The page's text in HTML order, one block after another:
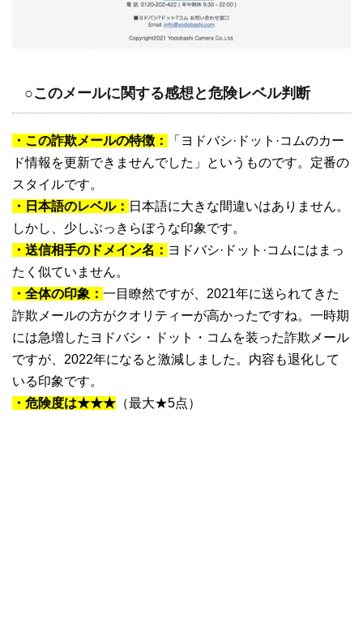
○このメールに関する感想と危険レベル判断
・この詐欺メールの特徴：
「ヨドバシ·ドット·コムのカー
ド情報を更新できませんでした」というものです。定番の
スタイルです。
・日本語のレベル： 日本語に大きな間違いはありません。
しかし、少しぶっきらぼうな印象です。
・送信相手のドメイン名： ヨドバシ·ドット·コムにはまっ
たく似ていません。
・全体の印象： 一目瞭然ですが、2021年に送られてきた
詐欺メールの方がクオリティーが高かったですね。一時期
には急増したヨドバシ・ドット・コムを装った詐欺メール
ですが、2022年になると激減しました。内容も退化して
いる印象です。
・危険度は★★★ （最大★5点）